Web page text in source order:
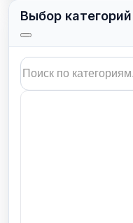
Выбор категорий